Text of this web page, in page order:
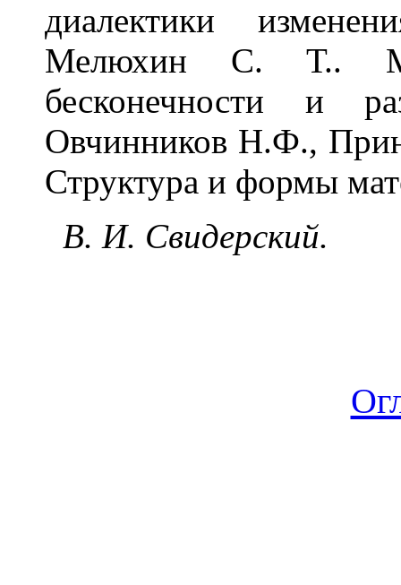
диалектики
Мелюхин С. Т..
бесконечности и
Овчинников Н.Ф.,
Структура и формы
В. И. Свидерский.